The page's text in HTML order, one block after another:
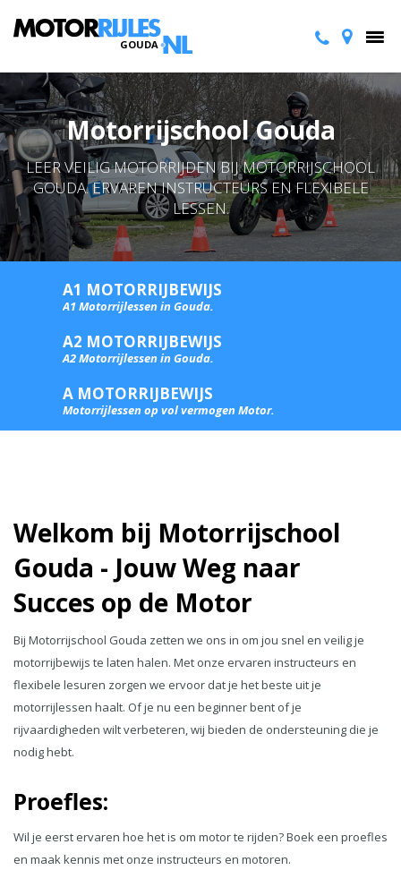
GOUDA
Motorrijschool Gouda
LEER VEILIG MOTORRIJDEN BIJ MOTORRIJSCHOOL
GOUDA. ERVAREN INSTRUCTEURS EN FLEXIBELE
LESSEN.
A1 MOTORRIJBEWIJS
A1 Motorrijlessen in Gouda.
A2 MOTORRIJBEWIJS
A2 Motorrijlessen in Gouda.
A MOTORRIJBEWIJS
Motorrijlessen op vol vermogen Motor.
Welkom bij Motorrijschool
Gouda - Jouw Weg naar
Succes op de Motor
Bij Motorrijschool Gouda zetten we ons in om jou snel en veilig je
motorrijbewijs te laten halen. Met onze ervaren instructeurs en
flexibele lesuren zorgen we ervoor dat je het beste uit je
motorrijlessen haalt. Of je nu een beginner bent of je
rijvaardigheden wilt verbeteren, wij bieden de ondersteuning die je
nodig hebt.
Proefles:
Wil je eerst ervaren hoe het is om motor te rijden? Boek een proefles
en maak kennis met onze instructeurs en motoren.